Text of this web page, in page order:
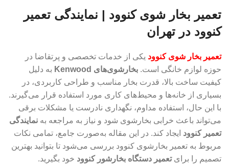
تعمیر بخار شوی کنوود | نمایندگی تعمیر
کنوود در تهران
تعمیر بخار شوی کنوود یکی از خدمات تخصصی و پرتقاضا در
حوزه لوازم خانگی است. بخارشوی‌های Kenwood
به دلیل
کیفیت ساخت بالا، قدرت بخار مناسب و طراحی کاربردی، در
بسیاری از خانه‌ها و محیط‌های کاری مورد استفاده قرار می‌گیرند.
با این حال، استفاده مداوم، نگهداری نادرست یا مشکلات برقی
می‌تواند باعث خرابی بخارشوی شود و نیاز به مراجعه به نمایندگی
تعمیر کنوود ایجاد کند. در این مقاله به‌صورت جامع، تمامی نکات
مربوط به تعمیر بخارشوی کنوود بررسی می‌شود تا بتوانید بهترین
تصمیم را برایتعمیر دستگاه بخارشور کنوود خود بگیرید.